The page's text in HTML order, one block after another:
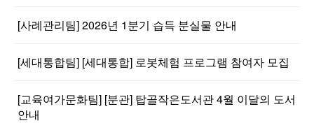
[사례관리팀] 2026년 1분기 습득 분실물 안내
[세대통합팀] [세대통합] 로봇체험 프로그램 참여자 모집
[교육여가문화팀] [분관] 탑골작은도서관 4월 이달의 도서
안내